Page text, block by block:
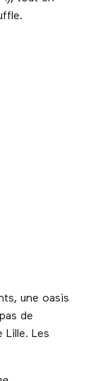
une oasis
de
Lille. Les